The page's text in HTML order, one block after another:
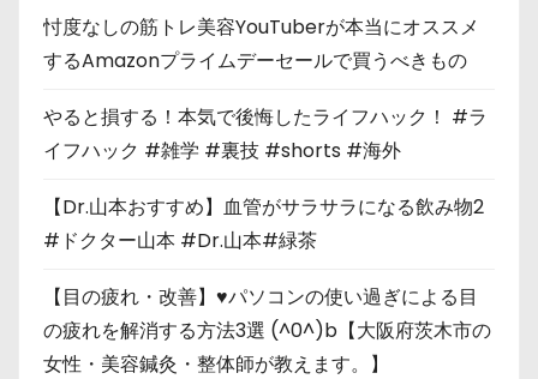
忖度なしの筋トレ美容YouTuberが本当にオススメ
するAmazonプライムデーセールで買うべきもの
やると損する！本気で後悔したライフハック！ #ラ
イフハック #雑学 #裏技 #shorts #海外
【Dr.山本おすすめ】血管がサラサラになる飲み物2
#ドクター山本 #Dr.山本#緑茶
【目の疲れ・改善】♥パソコンの使い過ぎによる目
の疲れを解消する方法3選 (^0^)b【大阪府茨木市の
女性・美容鍼灸・整体師が教えます。】